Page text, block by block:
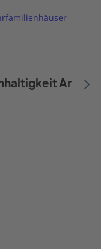
Artikel